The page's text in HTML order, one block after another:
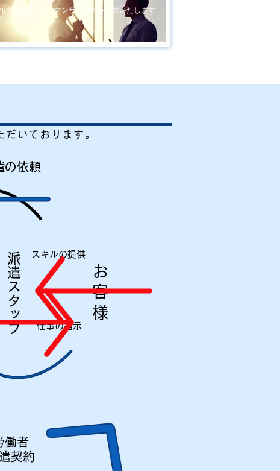
高めるヒューマンサービスを提供いたします
いております。
お 客 様
働者
契約
の依頼
スキルの提供
仕事の指示
​派遣スタッフ